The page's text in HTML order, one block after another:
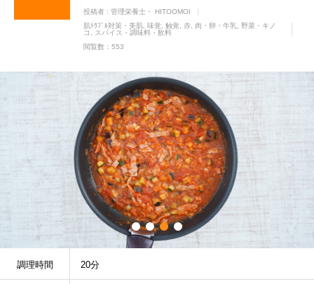
投稿者 : 管理栄養士・ HITOOMOI
肌ﾄﾗﾌﾞﾙ対策・美肌 味覚 触覚 赤 肉・卵・牛乳
野菜・キノ
コ
スパイス・調味料・飲料
閲覧数：553
調理時間 20分